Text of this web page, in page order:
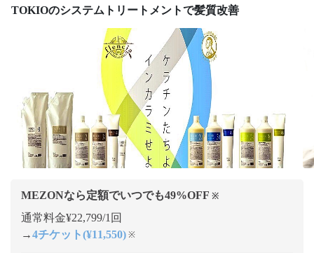
TOKIOのシステムトリートメントで髪質改善
MEZONなら定額でいつでも49%OFF ※
通常料金¥22,799/1回
→4チケット(¥11,550) ※